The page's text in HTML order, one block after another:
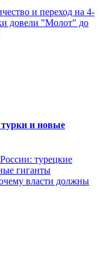
и переход на 4-
довели "Молот" до
и новые
турецкие
гиганты
власти должны